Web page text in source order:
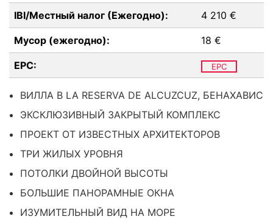
IBI/Местный налог (Ежегодно): 4 210 €
Мусор (ежегодно): 18 €
EPC: EPC
ВИЛЛА В LA RESERVA DE ALCUZCUZ, БЕНАХАВИС
ЭКСКЛЮЗИВНЫЙ ЗАКРЫТЫЙ КОМПЛЕКС
ПРОЕКТ ОТ ИЗВЕСТНЫХ АРХИТЕКТОРОВ
ТРИ ЖИЛЫХ УРОВНЯ
ПОТОЛКИ ДВОЙНОЙ ВЫСОТЫ
БОЛЬШИЕ ПАНОРАМНЫЕ ОКНА
ИЗУМИТЕЛЬНЫЙ ВИД НА МОРЕ